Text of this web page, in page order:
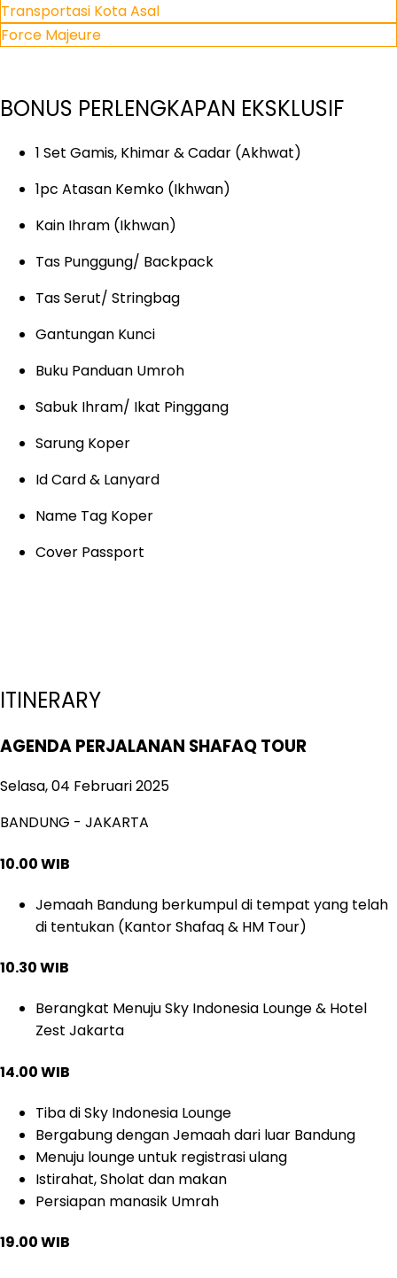
Transportasi Kota Asal
Force Majeure
BONUS PERLENGKAPAN EKSKLUSIF
1 Set Gamis, Khimar & Cadar (Akhwat)
1pc Atasan Kemko (Ikhwan)
Kain Ihram (Ikhwan)
Tas Punggung/ Backpack
Tas Serut/ Stringbag
Gantungan Kunci
Buku Panduan Umroh
Sabuk Ihram/ Ikat Pinggang
Sarung Koper
Id Card & Lanyard
Name Tag Koper
Cover Passport
ITINERARY
AGENDA PERJALANAN SHAFAQ TOUR
Selasa, 04 Februari 2025
BANDUNG - JAKARTA
10.00 WIB
Jemaah Bandung berkumpul di tempat yang telah
di tentukan (Kantor Shafaq & HM Tour)
10.30 WIB
Berangkat Menuju Sky Indonesia Lounge & Hotel
Zest Jakarta
14.00 WIB
Tiba di Sky Indonesia Lounge
Bergabung dengan Jemaah dari luar Bandung
Menuju lounge untuk registrasi ulang
Istirahat, Sholat dan makan
Persiapan manasik Umrah
19.00 WIB